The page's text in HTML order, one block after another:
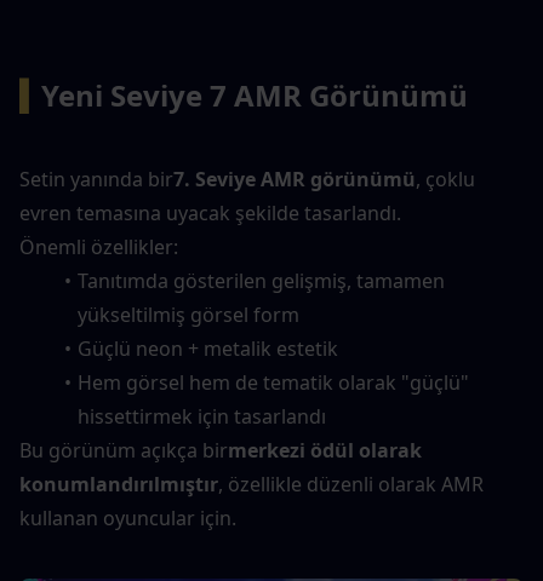
Yeni Seviye 7 AMR Görünümü
Setin yanında bir7. Seviye AMR görünümü, çoklu
evren temasına uyacak şekilde tasarlandı.
Önemli özellikler:
Tanıtımda gösterilen gelişmiş, tamamen
yükseltilmiş görsel form
Güçlü neon + metalik estetik
Hem görsel hem de tematik olarak "güçlü"
hissettirmek için tasarlandı
Bu görünüm açıkça birmerkezi ödül olarak
konumlandırılmıştır, özellikle düzenli olarak AMR
kullanan oyuncular için.